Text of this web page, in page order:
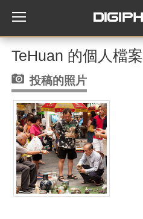
TeHuan 的個人檔案
投稿的照片